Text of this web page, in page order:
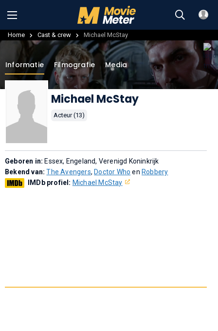
Home Cast & crew Michael McStay
Informatie Filmografie Media
Michael McStay
Acteur (13)
Geboren in: Essex, Engeland, Verenigd Koninkrijk
Bekend van:The Avengers, Doctor Who en Robbery
IMDb profiel: Michael McStay